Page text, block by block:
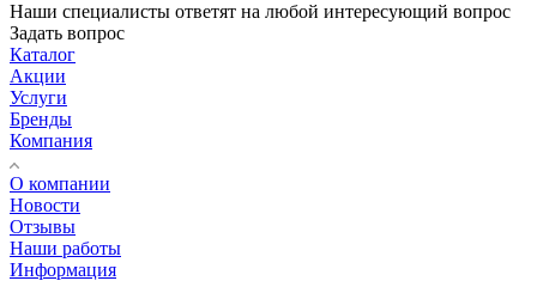
Наши специалисты ответят на любой интересующий вопрос
Задать вопрос
Каталог
Акции
Услуги
Бренды
Компания
О компании
Новости
Отзывы
Наши работы
Информация